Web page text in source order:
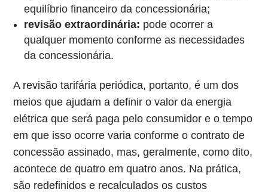
equilíbrio financeiro da concessionária;
revisão extraordinária: pode ocorrer a
qualquer momento conforme as necessidades
da concessionária.
A revisão tarifária periódica, portanto, é um dos
meios que ajudam a definir o valor da energia
elétrica que será paga pelo consumidor e o tempo
em que isso ocorre varia conforme o contrato de
concessão assinado, mas, geralmente, como dito,
acontece de quatro em quatro anos. Na prática,
são redefinidos e recalculados os custos